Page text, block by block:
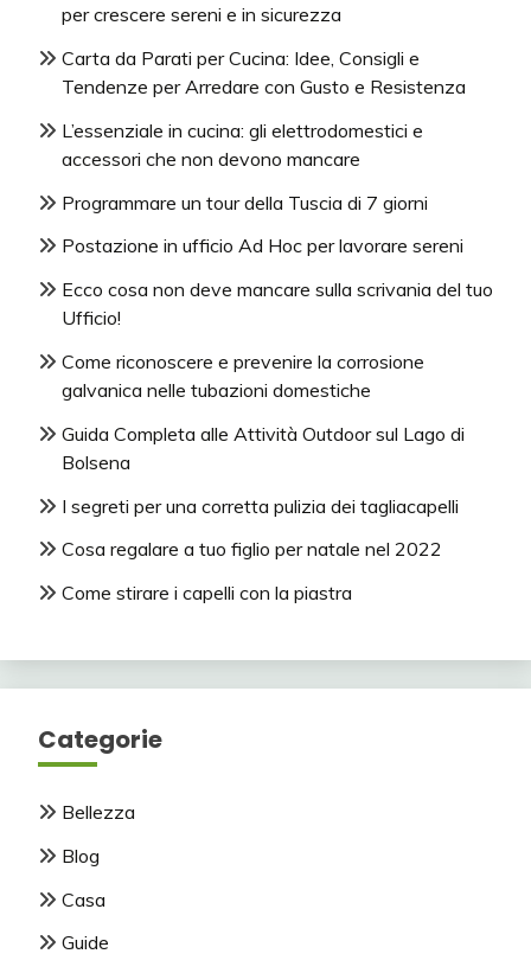
per crescere sereni e in sicurezza
Carta da Parati per Cucina: Idee, Consigli e
Tendenze per Arredare con Gusto e Resistenza
L’essenziale in cucina: gli elettrodomestici e
accessori che non devono mancare
Programmare un tour della Tuscia di 7 giorni
Postazione in ufficio Ad Hoc per lavorare sereni
Ecco cosa non deve mancare sulla scrivania del tuo
Ufficio!
Come riconoscere e prevenire la corrosione
galvanica nelle tubazioni domestiche
Guida Completa alle Attività Outdoor sul Lago di
Bolsena
I segreti per una corretta pulizia dei tagliacapelli
Cosa regalare a tuo figlio per natale nel 2022
Come stirare i capelli con la piastra
Categorie
Bellezza
Blog
Casa
Guide